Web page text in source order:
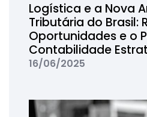
Logística e a Nova
Tributária do Brasil:
Oportunidades e o
Contabilidade
16/06/2025